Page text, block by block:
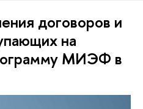
договоров и
на
МИЭФ в